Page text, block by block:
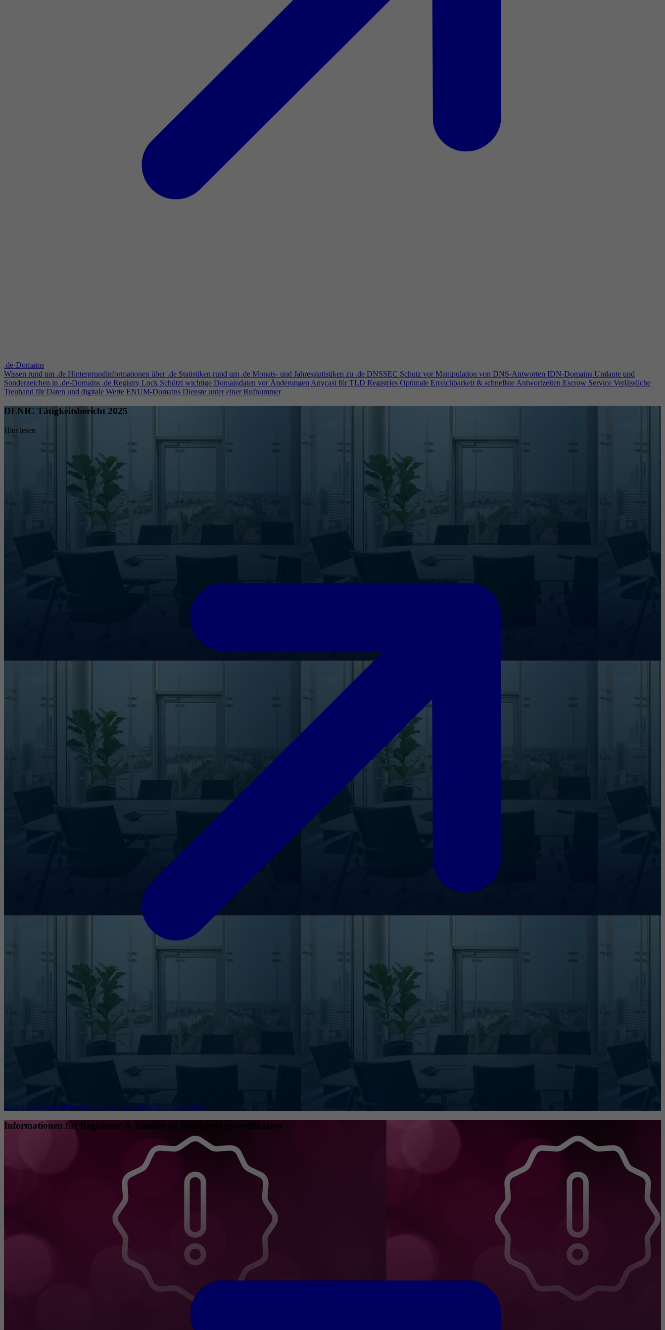
.de-Domains
Wissen rund um .de Hintergrundinformationen über .de Statistiken rund um .de Monats- und Jahresstatistiken zu .de DNSSEC Schutz vor Manipulation von DNS-Antworten IDN-Domains Umlaute und
Sonderzeichen in .de-Domains .de Registry Lock Schützt wichtige Domaindaten vor ÄnderungenAnycast für TLD Registries Optimale Erreichbarkeit & schnellste Antwortzeiten Escrow Service Verlässliche
Treuhand für Daten und digitale Werte ENUM-Domains Dienste unter einer Rufnummer
DENIC Tätigkeitsbericht 2025
Hier lesen
Entwicklungen im Internet Governance Umfeld November 2025
Informationen für Registrare & Reseller zu Inhaberdatenverifikation